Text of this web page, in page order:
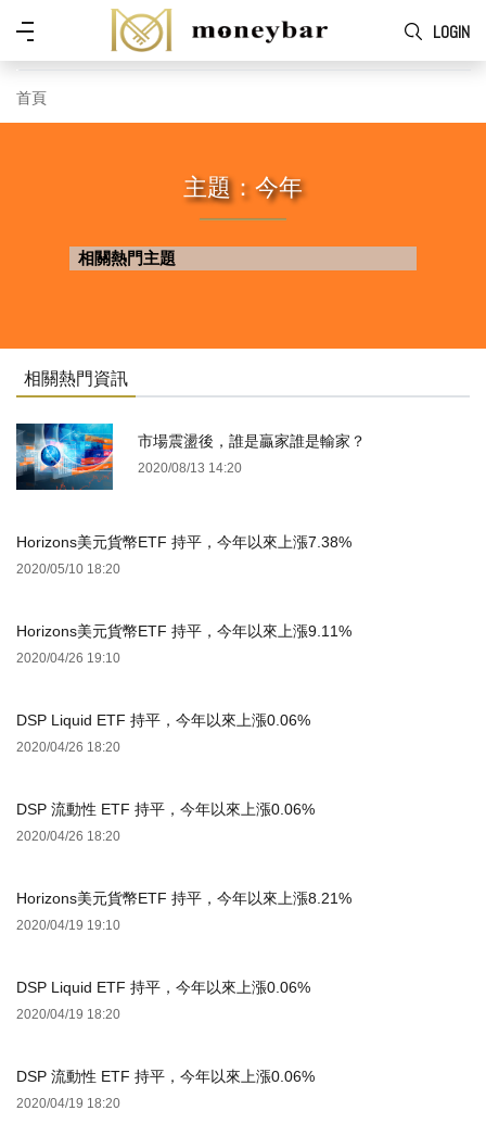
Skip to main content
LOGIN
功
首頁
主題：今年
相關熱門主題
相關熱門資訊
市場震盪後，誰是贏家誰是輸家？
2020/08/13 14:20
Horizons美元貨幣ETF 持平，今年以來上漲7.38%
2020/05/10 18:20
Horizons美元貨幣ETF 持平，今年以來上漲9.11%
2020/04/26 19:10
DSP Liquid ETF 持平，今年以來上漲0.06%
2020/04/26 18:20
DSP 流動性 ETF 持平，今年以來上漲0.06%
2020/04/26 18:20
Horizons美元貨幣ETF 持平，今年以來上漲8.21%
2020/04/19 19:10
DSP Liquid ETF 持平，今年以來上漲0.06%
2020/04/19 18:20
DSP 流動性 ETF 持平，今年以來上漲0.06%
2020/04/19 18:20